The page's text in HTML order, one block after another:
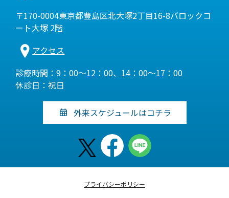
〒170-0004東京都豊島区北大塚2丁目16-8バロックコ
ート大塚 2階
アクセス
診療時間：9：00～12：00、14：00～17：00
休診日：祝日
外来スケジュールはコチラ
プライバシーポリシー